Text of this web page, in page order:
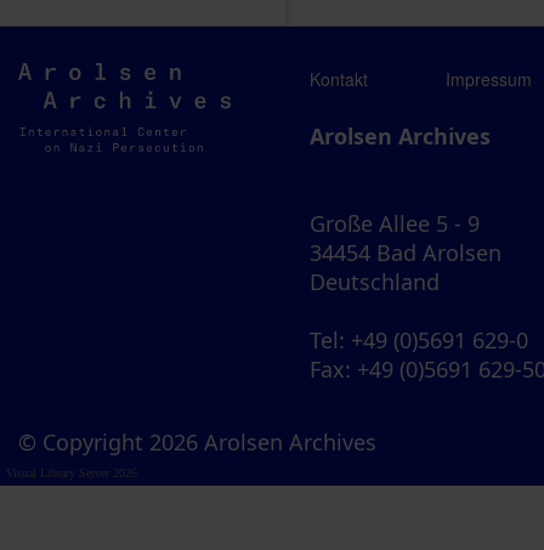
Arolsen
Archives
Kontakt Impressum
Arolsen Archives
Große Allee 5 - 9
34454 Bad Arolsen
Deutschland
Tel: +49 (0)5691 629-0
Fax: +49 (0)5691 629-
© Copyright 2026 Arolsen Archives
Visual Library Server 2026